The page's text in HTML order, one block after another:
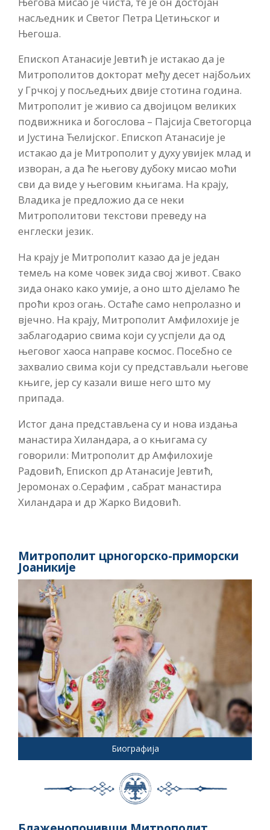
насљедник и Светог Петра Цетињског и
Његоша.
Епископ Атанасије Јевтић је истакао да је
Митрополитов докторат међу десет најбољих
у Грчкој у посљедњих двије стотина година.
Митрополит је живио са двојицом великих
подвижника и богослова – Пајсија Светогорца
и Јустина Ћелијског. Епископ Атанасије је
истакао да је Митрополит у духу увијек млад и
изворан, а да ће његову дубоку мисао моћи
сви да виде у његовим књигама. На крају,
Владика је предложио да се неки
Митрополитови текстови преведу на
енглески језик.
На крају је Митрополит казао да је један
темељ на коме човек зида свој живот. Свако
зида онако како умије, а оно што дјеламо ће
проћи кроз огањ. Остаће само непролазно и
вјечно. На крају, Митрополит Амфилохије је
заблагодарио свима који су успјели да од
његовог хаоса направе космос. Посебно се
захвалио свима који су представљали његове
књиге, јер су казали више него што му
припада.
Истог дана представљена су и нова издања
манастира Хиландара, а о књигама су
говорили: Митрополит др Амфилохије
Радовић, Епископ др Атанасије Јевтић,
Јеромонах о.Серафим , сабрат манастира
Хиландара и др Жарко Видовић.
Митрополит црногорско-приморски
Јоаникије
Биографија